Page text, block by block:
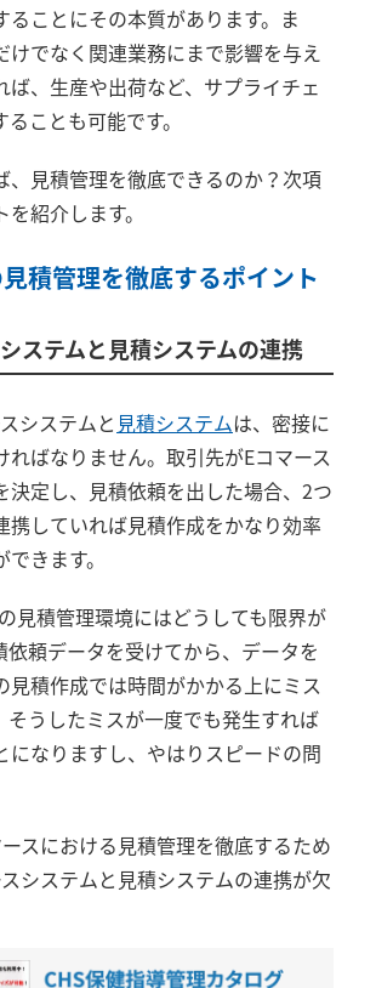
ることにその本質があります。ま
けでなく関連業務にまで影響を与え
ば、生産や出荷など、サプライチェ
ことも可能です。
、見積管理を徹底できるのか？次項
紹介します。
積管理を徹底するポイント
ステムと見積システムの連携
システムと 見積システムは、密接に
ればなりません。取引先がEコマース
決定し、見積依頼を出した場合、2つ
携していれば見積作成をかなり効率
きます。
見積管理環境にはどうしても限界が
依頼データを受けてから、データを
見積作成では時間がかかる上にミス
そうしたミスが一度でも発生すれば
になりますし、やはりスピードの問
スにおける見積管理を徹底するため
システムと見積システムの連携が欠